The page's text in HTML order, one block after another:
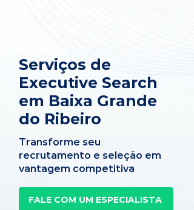
Serviços de
Executive Search
em Baixa Grande
do Ribeiro
Transforme seu
recrutamento e seleção em
vantagem competitiva
FALE COM UM ESPECIALISTA